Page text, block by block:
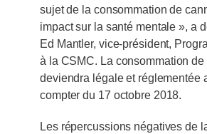
sujet de la consommation de
impact sur la santé mentale », a
Ed Mantler, vice-président,
à la CSMC. La consommation
deviendra légale et réglementée
compter du 17 octobre 2018.
Les répercussions négatives de